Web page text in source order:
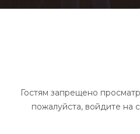
Гостям запрещено
пожалуйста, войдите на